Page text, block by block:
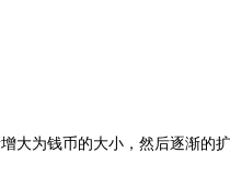
大为钱币的大小，然后逐渐的